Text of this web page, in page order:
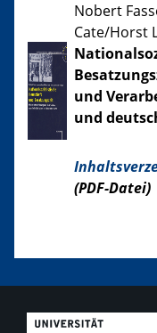
Nobert
Cate/Horst
und
und
(PDF-Datei)